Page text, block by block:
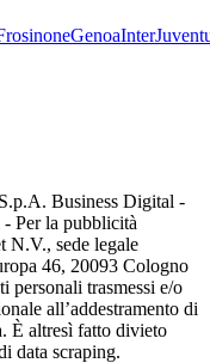
GenoaInter
Business Digital -
Per la pubblicità
N.V., sede legale
46, 20093 Cologno
personali trasmessi e/o
all’addestramento di
È altresì fatto divieto
data scraping.